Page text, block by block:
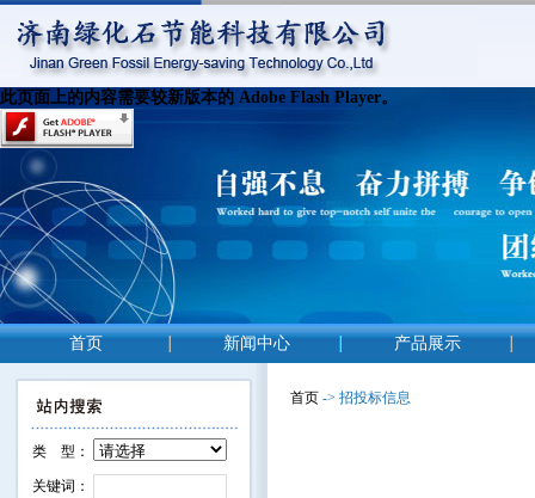
此页面上的内容需要较新版本的 Adobe Flash Player。
首页 新闻中心 产品展示
类 型：
关键词：
首页 -> 招投标信息